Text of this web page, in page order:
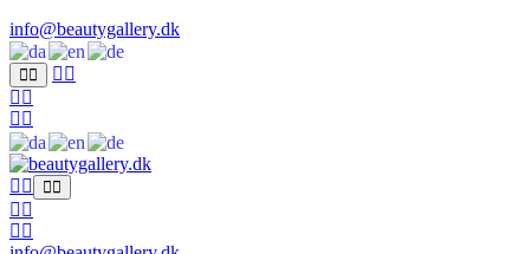
info@beautygallery.dk